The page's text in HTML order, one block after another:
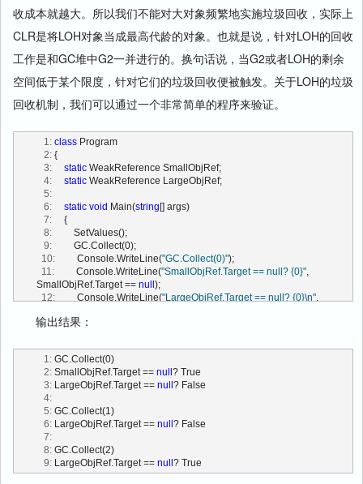
收成本就越大。所以我们不能对大对象频繁地实施垃圾回收，实际上
CLR是将LOH对象当成最高代龄的对象。也就是说，针对LOH的回收
工作是和GC堆中G2一并进行的。换句话说，当G2或者LOH的剩余
空间低于某个限度，针对它们的垃圾回收便被触发。关于LOH的垃圾
回收机制，我们可以通过一个非常简单的程序来验证。
   1:
class Program
   2:
{
   3:
static WeakReference SmallObjRef;
   4:
static WeakReference LargeObjRef;
   5:
   6:
static void Main(string [] args)
   7:
     {
   8:
         SetValues();
   9:
         GC.Collect(0);
  10:
         Console.WriteLine(
"GC.Collect(0)");
  11:
         Console.WriteLine(
"SmallObjRef.Target == null? {0}",
SmallObjRef.Target == null );
  12:
         Console.WriteLine(
"LargeObjRef.Target == null? {0}\n",
  13:
  15:
         Console.WriteLine(
"GC.Collect(1)");
  16:
         Console.WriteLine(
LargeObjRef.Target == null );
  17:
  18:
  19:
         Console.WriteLine(
  20:
         Console.WriteLine(
"LargeObjRef.Target == null? {0}\n"
LargeObjRef.Target ==
  21:
     }
  22:
输出结果：
   1:
GC.Collect(0)
   2:
SmallObjRef.Target == null ? True
   3:
LargeObjRef.Target == null ? False
   4:
   5:
GC.Collect(1)
   6:
LargeObjRef.Target == null ? False
   7:
   8:
GC.Collect(2)
   9:
LargeObjRef.Target == null ? True